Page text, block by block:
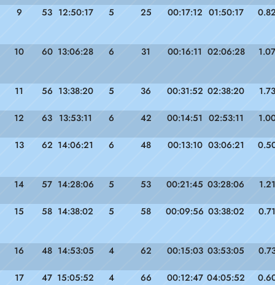
9 53 12:50:17 5 25 00:17:12 01:50:17
10 60 13:06:28 6 31 00:16:11 02:06:28 1.07
11 56 13:38:20 5 36 00:31:52 02:38:20 1.73
12 63 13:53:11 6 42 00:14:51 02:53:11
13 62 14:06:21 6 48 00:13:10 03:06:21
14 57 14:28:06 5 53 00:21:45 03:28:06 1.21
15 58 14:38:02 5 58 00:09:56 03:38:02 0.71
16 48 14:53:05 4 62 00:15:03 03:53:05
17 47 15:05:52 4 66 00:12:47 04:05:52